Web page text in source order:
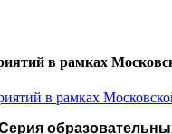
в рамках